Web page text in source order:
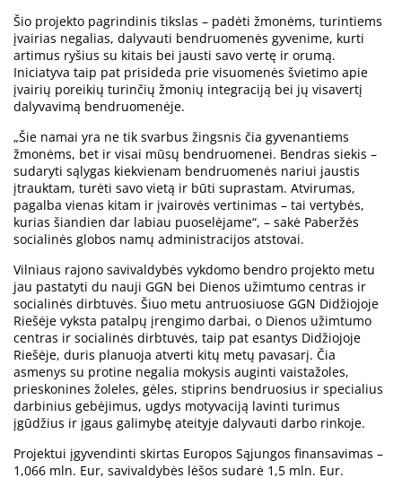
Šio projekto pagrindinis tikslas – padėti žmonėms, turintiems
įvairias negalias, dalyvauti bendruomenės gyvenime, kurti
artimus ryšius su kitais bei jausti savo vertę ir orumą.
Iniciatyva taip pat prisideda prie visuomenės švietimo apie
įvairių poreikių turinčių žmonių integraciją bei jų visavertį
dalyvavimą bendruomenėje.
„Šie namai yra ne tik svarbus žingsnis čia gyvenantiems
žmonėms, bet ir visai mūsų bendruomenei. Bendras siekis –
sudaryti sąlygas kiekvienam bendruomenės nariui jaustis
įtrauktam, turėti savo vietą ir būti suprastam. Atvirumas,
pagalba vienas kitam ir įvairovės vertinimas – tai vertybės,
kurias šiandien dar labiau puoselėjame“, – sakė Paberžės
socialinės globos namų administracijos atstovai.
Vilniaus rajono savivaldybės vykdomo bendro projekto metu
jau pastatyti du nauji GGN bei Dienos užimtumo centras ir
socialinės dirbtuvės. Šiuo metu antruosiuose GGN Didžiojoje
Riešėje vyksta patalpų įrengimo darbai, o Dienos užimtumo
centras ir socialinės dirbtuvės, taip pat esantys Didžiojoje
Riešėje, duris planuoja atverti kitų metų pavasarį. Čia
asmenys su protine negalia mokysis auginti vaistažoles,
prieskonines žoleles, gėles, stiprins bendruosius ir specialius
darbinius gebėjimus, ugdys motyvaciją lavinti turimus
įgūdžius ir įgaus galimybę ateityje dalyvauti darbo rinkoje.
Projektui įgyvendinti skirtas Europos Sąjungos finansavimas –
1,066 mln. Eur, savivaldybės lėšos sudarė 1,5 mln. Eur.